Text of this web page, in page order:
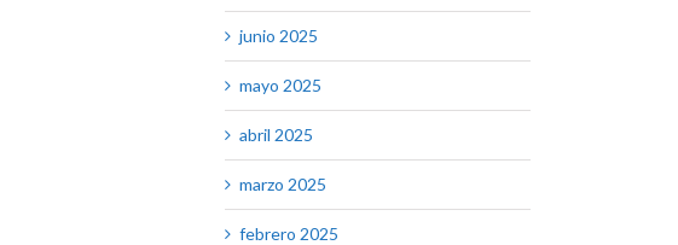
junio 2025
mayo 2025
abril 2025
marzo 2025
febrero 2025